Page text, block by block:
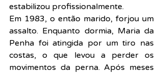
estabilizou profissionalmente.
Em 1983, o então marido, forjou um
assalto. Enquanto dormia, Maria da
Penha foi atingida por um tiro nas
costas, o que levou a perder os
movimentos da perna. Após meses